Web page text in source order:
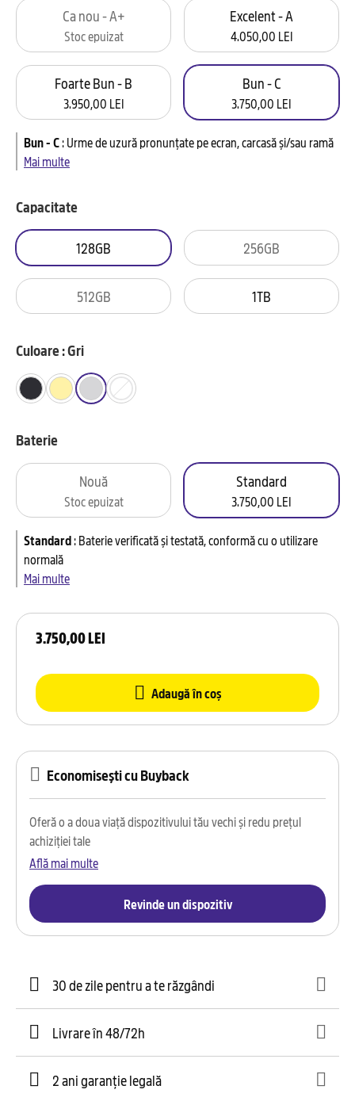
3.750,00 LEI
Adaugă în coș
Ca nou - A+
Stoc epuizat
Excelent - A
4.050,00 LEI
Foarte Bun - B
3.950,00 LEI
Bun - C
3.750,00 LEI
Bun - C:Urme de uzură pronunțate pe ecran, carcasă și/sau ramă
Mai multe
Capacitate
128GB 256GB
512GB 1TB
Culoare : Gri
Baterie
Nouă
Stoc epuizat
Standard
3.750,00 LEI
Standard:Baterie verificată și testată, conformă cu o utilizare
normală
Mai multe
Economisești cu Buyback
Oferă o a doua viață dispozitivului tău vechi și redu prețul
achiziției tale
Află mai multe
Revinde un dispozitiv
30 de zile pentru a te răzgândi
Livrare în 48/72h
2 ani garanție legală